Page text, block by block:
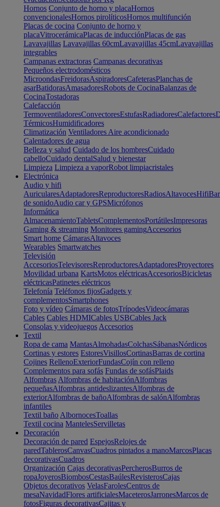
Hornos Conjunto de horno y placaHornos
convencionalesHornos pirolíticosHornos multifunción
Placas de cocina Conjunto de horno y
placaVitrocerámicaPlacas de inducciónPlacas de gas
Lavavajillas Lavavajillas 60cmLavavajillas 45cmLavavajillas
integrables
Campanas extractoras Campanas decorativas
Pequeños electrodomésticos
MicroondasFreidorasAspiradoresCafeterasPlanchas de
asarBatidorasAmasadoresRobots de CocinaBalanzas de
CocinaTostadoras
Calefacción
TermoventiladoresConvectoresEstufasRadiadoresCalefactores
TérmicosHumidificadores
Climatización Ventiladores Aire acondicionado
Calentadores de agua
Belleza y salud Cuidado de los hombresCuidado
cabelloCuidado dentalSalud y bienestar
Limpieza Limpieza a vaporRobot limpiacristales
Electrónica
Audio y hifi
AuricularesAdaptadoresReproductoresRadiosAltavocesHifi
de sonidoAudio car y GPSMicrófonos
Informática
AlmacenamientoTabletsComplementosPortátilesImpresoras
Gaming & streaming Monitores gamingAccesorios
Smart home CámarasAltavoces
Wearables Smartwatches
Televisión
AccesoriosTelevisoresReproductoresAdaptadoresProyectores
Movilidad urbana KartsMotos eléctricasAccesoriosBicicletas
eléctricasPatinetes eléctricos
Telefonía Teléfonos fijosGadgets y
complementosSmartphones
Foto y vídeo Cámaras de fotosTrípodesVideocámaras
Cables Cables HDMICables USBCables Jack
Consolas y videojuegos Accesorios
Textil
Ropa de cama MantasAlmohadasColchasSábanasNórdicos
Cortinas y estores EstoresVisillosCortinasBarras de cortina
Cojines RellenoExteriorFundasCojín con relleno
Complementos para sofás Fundas de sofásPlaids
Alfombras Alfombras de habitaciónAlfombras
pequeñasAlfombras antideslizantesAlfombras de
exteriorAlfombras de bañoAlfombras de salónAlfombras
infantiles
Textil baño AlbornocesToallas
Textil cocina MantelesServilletas
Decoración
Decoración de pared EspejosRelojes de
paredTablerosCanvasCuadros pintados a manoMarcosPlacas
decorativasCuadros
Organización Cajas decorativasPercherosBurros de
ropaJoyerosBiombosCestasBaúlesRevisterosCajas
Objetos decorativos VelasFarolesCentros de
mesaNavidadFlores artificialesMaceterosJarronesMarcos de
fotosFiguras decorativasCajitas y